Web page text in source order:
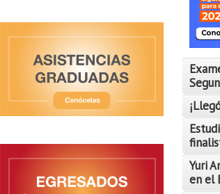
Leer
Yuri
en el